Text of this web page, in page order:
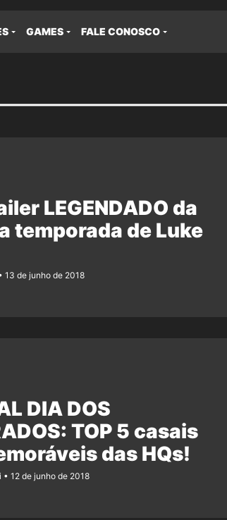
GAMES FALE CONOSCO
LEGENDADO da
temporada de Luke
13 de junho de 2018
DIA DOS
TOP 5 casais
das HQs!
12 de junho de 2018